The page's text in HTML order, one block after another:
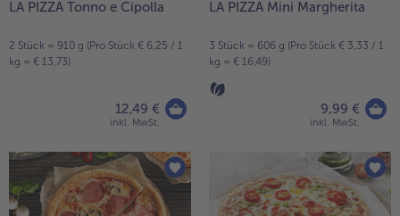
alle Brot & Brötchen
Süßspeisen
alle Süßspeisen
alle Obst
Wein & Spirituosen
alle Für die Heißluftfritteuse
bofrost*high Protein
alle bofrost*high Protein
alle bofrost*plus.
LA PIZZA Tonno e Cipolla
2 Stück = 910 g (Pro Stück € 6,25 / 1
kg = € 13,73)
12,49 €
inkl. MwSt.
LA PIZZA Mini Margherita
3 Stück = 606 g (Pro Stück € 3,33 / 1
kg = € 16,49)
9,99 €
inkl. MwSt.